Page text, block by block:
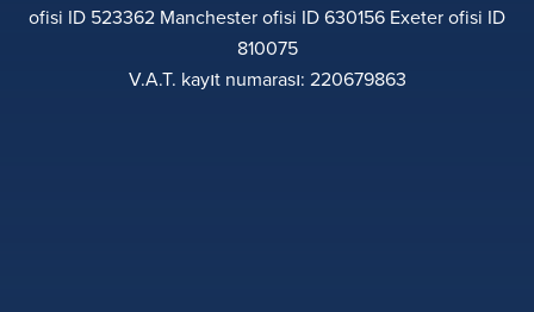
ofisi ID 523362 Manchester ofisi ID 630156 Exeter ofisi ID
810075
V.A.T. kayıt numarası: 220679863